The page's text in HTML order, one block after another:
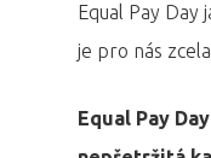
Equal Pay Day
je pro nás
Equal Pay